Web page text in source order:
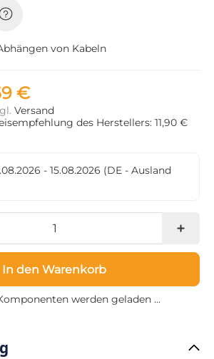
von Kabeln
€
Versand
des Herstellers: 11,90 €
- 15.08.2026 (DE - Ausland
In den Warenkorb
Loading...
werden geladen ...